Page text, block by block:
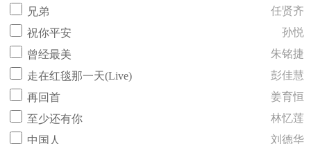
兄弟
任贤齐
祝你平安
孙悦
曾经最美
朱铭捷
走在红毯那一天(Live)
彭佳慧
再回首
姜育恒
至少还有你
林忆莲
中国人
刘德华